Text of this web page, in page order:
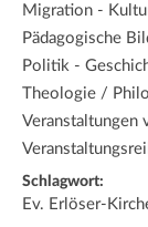
Migration -
Pädagogische
Politik -
Theologie /
Veranstaltungen
Schlagwort:
Ev. Erlöser-